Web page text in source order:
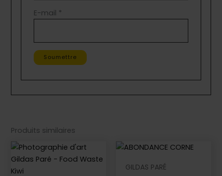
E-mail *
Produits similaires
GILDAS PARÉ